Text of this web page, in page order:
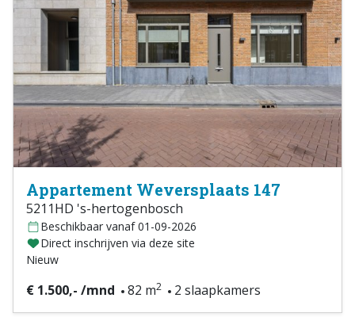
Appartement Weversplaats 147
5211HD 's-hertogenbosch
Beschikbaar vanaf 01-09-2026
Direct inschrijven via deze site
Nieuw
€ 1.500,- /mnd 82 m2 2 slaapkamers